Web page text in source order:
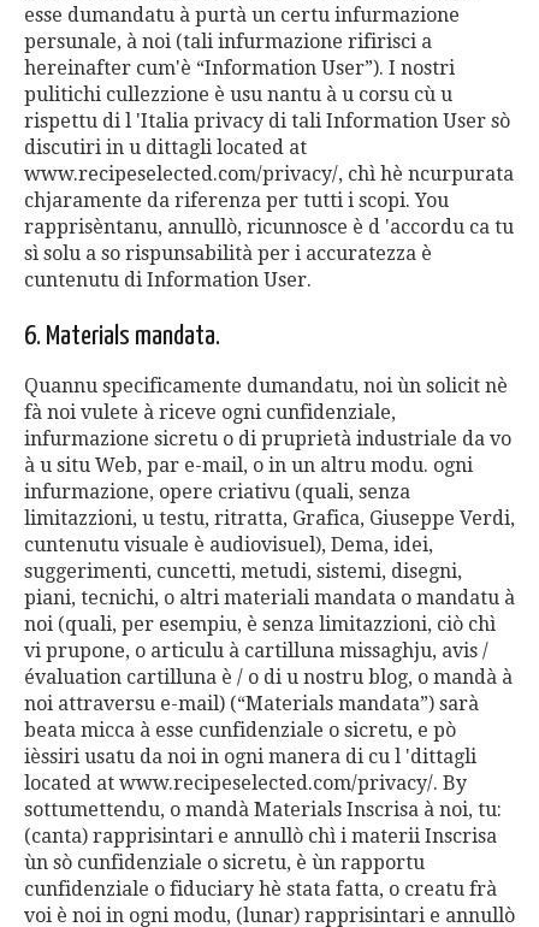
esse dumandatu à purtà un certu infurmazione
persunale, à noi (tali infurmazione rifirisci a
hereinafter cum'è “Information User”). I nostri
pulitichi cullezzione è usu nantu à u corsu cù u
rispettu di l 'Italia privacy di tali Information User sò
discutiri in u dittagli located at
www.recipeselected.com/privacy/, chì hè ncurpurata
chjaramente da riferenza per tutti i scopi. You
rapprisèntanu, annullò, ricunnosce è d 'accordu ca tu
sì solu a so rispunsabilità per i accuratezza è
cuntenutu di Information User.
6. Materials mandata.
Quannu specificamente dumandatu, noi ùn solicit nè
fà noi vulete à riceve ogni cunfidenziale,
infurmazione sicretu o di pruprietà industriale da vo
à u situ Web, par e-mail, o in un altru modu. ogni
infurmazione, opere criativu (quali, senza
limitazzioni, u testu, ritratta, Grafica, Giuseppe Verdi,
cuntenutu visuale è audiovisuel), Dema, idei,
suggerimenti, cuncetti, metudi, sistemi, disegni,
piani, tecnichi, o altri materiali mandata o mandatu à
noi (quali, per esempiu, è senza limitazzioni, ciò chì
vi prupone, o articulu à cartilluna missaghju, avis /
évaluation cartilluna è / o di u nostru blog, o mandà à
noi attraversu e-mail) (“Materials mandata”) sarà
beata micca à esse cunfidenziale o sicretu, e pò
ièssiri usatu da noi in ogni manera di cu l 'dittagli
located at www.recipeselected.com/privacy/. By
sottumettendu, o mandà Materials Inscrisa à noi, tu:
(canta) rapprisintari e annullò chì i materii Inscrisa
ùn sò cunfidenziale o sicretu, è ùn rapportu
cunfidenziale o fiduciary hè stata fatta, o creatu frà
voi è noi in ogni modu, (lunar) rapprisintari e annullò